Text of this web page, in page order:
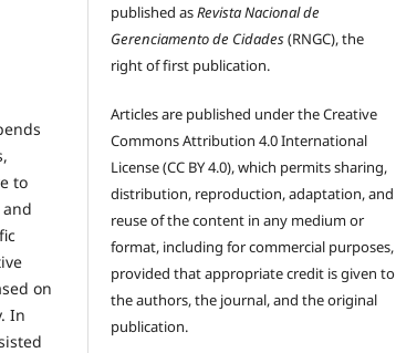
to
on
In
published asRevista Nacional de
Gerenciamento de Cidades(RNGC), the
right of first publication.
Articles are published under the Creative
Commons Attribution 4.0 International
License (CC BY 4.0), which permits sharing,
distribution, reproduction, adaptation, and
reuse of the content in any medium or
format, including for commercial purposes,
provided that appropriate credit is given to
the authors, the journal, and the original
publication.